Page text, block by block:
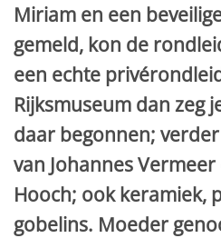
Miriam en een
gemeld, kon de
een echte
Rijksmuseum dan zeg
daar begonnen;
van Johannes
Hooch; ook keramiek,
gobelins. Moeder